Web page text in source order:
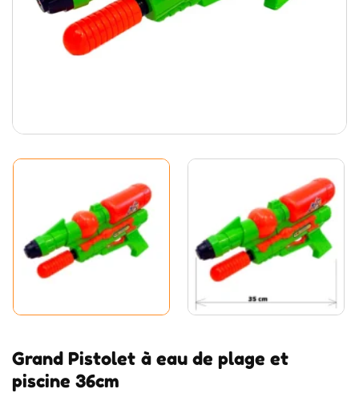
Grand Pistolet à eau de plage et
piscine 36cm